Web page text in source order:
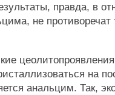
правда, в
не противоречат
на
анальцим. Так,